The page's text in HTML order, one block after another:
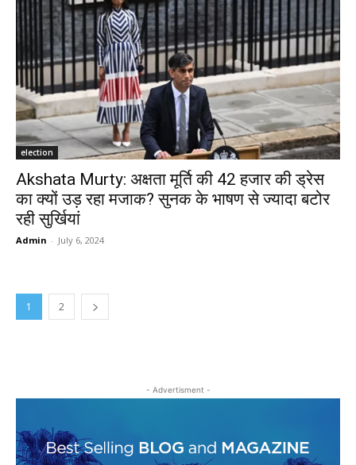
election
Akshata Murty: अक्षता मूर्ति की 42 हजार की ड्रेस
का क्यों उड़ रहा मजाक? सुनक के भाषण से ज्यादा बटोर
रही सुर्खियां
Admin - July 6, 2024
1 2
- Advertisment -